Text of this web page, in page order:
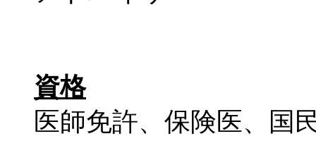
資格
医師免許、保険医、国